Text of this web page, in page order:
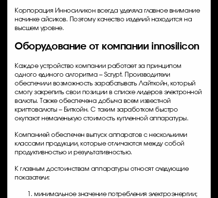
Корпорация Инносиликон всегда уделяла главное внимание
начинке айсиков. Поэтому качество изделий находится на
высшем уровне.
Оборудование от компании innosilicon
Каждое устройство компании работает за принципом
одного единого алгоритма – Scrypt. Производители
обеспечили возможность зарабатывать Лайткойн, который
смогу закрепить свои позиции в списке лидеров электронной
валюты. Также обеспечена добыча всем известной
криптовалюты – Биткойн. С таким заработком быстро
окупают немаленькую стоимость купленной аппаратуры.
Компанией обеспечен выпуск аппаратов с несколькими
классами продукции, которые отличаются между собой
продуктивностью и результативностью.
К главным достоинствам аппаратуры относят следующие
показатели:
минимальное значение потребления электроэнергии;